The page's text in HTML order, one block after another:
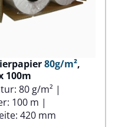
80g/m²,
100m
80 g/m² |
100 m |
420 mm